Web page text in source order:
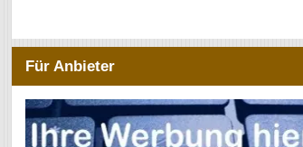
Für Anbieter